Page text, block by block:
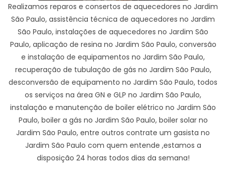
Realizamos reparos e consertos de aquecedores no Jardim
São Paulo, assistência técnica de aquecedores no Jardim
São Paulo, instalações de aquecedores no Jardim São
Paulo, aplicação de resina no Jardim São Paulo, conversão
e instalação de equipamentos no Jardim São Paulo,
recuperação de tubulação de gás no Jardim São Paulo,
desconversão de equipamento no Jardim São Paulo, todos
os serviços na área GN e GLP no Jardim São Paulo,
instalação e manutenção de boiler elétrico no Jardim São
Paulo, boiler a gás no Jardim São Paulo, boiler solar no
Jardim São Paulo, entre outros contrate um gasista no
Jardim São Paulo com quem entende ,estamos a
disposição 24 horas todos dias da semana!